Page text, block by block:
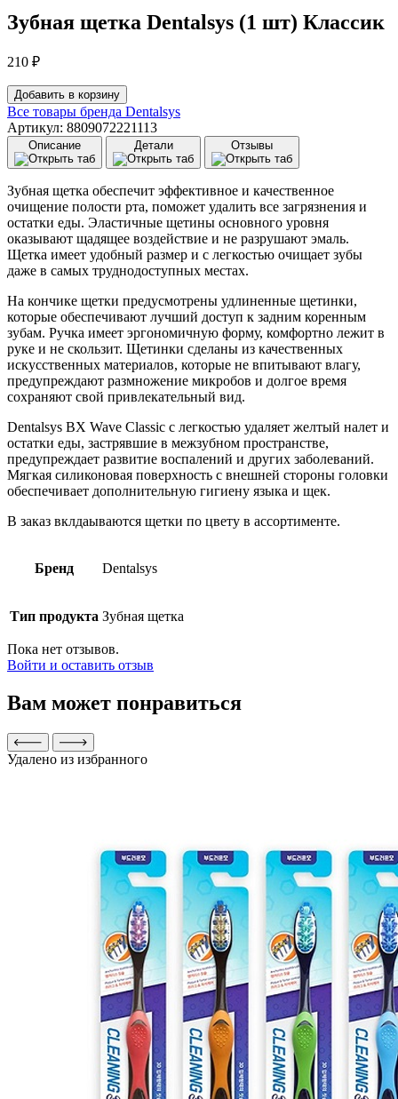
Зубная щетка Dentalsys (1 шт) Классик
210 ₽
Количество
товара
Зубная
щетка
Dentalsys
(1
шт)
Классик
Добавить в корзину
Все товары бренда Dentalsys
Артикул: 8809072221113
Описание Детали Отзывы
Зубная щетка обеспечит эффективное и качественное
очищение полости рта, поможет удалить все загрязнения и
остатки еды. Эластичные щетины основного уровня
оказывают щадящее воздействие и не разрушают эмаль.
Щетка имеет удобный размер и с легкостью очищает зубы
даже в самых труднодоступных местах.
На кончике щетки предусмотрены удлиненные щетинки,
которые обеспечивают лучший доступ к задним коренным
зубам. Ручка имеет эргономичную форму, комфортно лежит в
руке и не скользит. Щетинки сделаны из качественных
искусственных материалов, которые не впитывают влагу,
предупреждают размножение микробов и долгое время
сохраняют свой привлекательный вид.
Dentalsys BX Wave Classic с легкостью удаляет желтый налет и
остатки еды, застрявшие в межзубном пространстве,
предупреждает развитие воспалений и других заболеваний.
Мягкая силиконовая поверхность с внешней стороны головки
обеспечивает дополнительную гигиену языка и щек.
В заказ вклдаываются щетки по цвету в ассортименте.
Бренд Dentalsys
Тип продукта Зубная щетка
Пока нет отзывов.
Войти и оставить отзыв
Вам может понравиться
Удалено из избранного